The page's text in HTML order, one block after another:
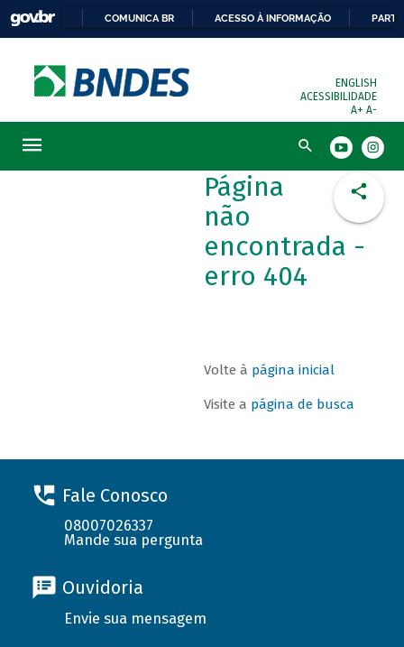
COMUNICA BR ACESSO À INFORMAÇÃO
ENGLISH
ACESSIBILIDADE
A+ A-
Busca
Página
não
encontrada -
erro 404
Volte à página inicial
Visite a página de busca
Fale Conosco
08007026337
Mande sua pergunta
Ouvidoria
Envie sua mensagem